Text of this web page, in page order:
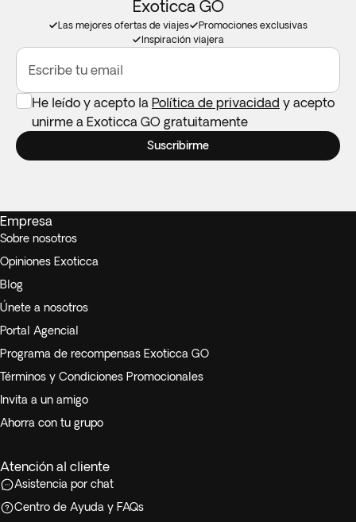
Exoticca GO
Las mejores ofertas de viajes
Promociones exclusivas
Inspiración viajera
Escribe tu email
He leído y acepto la Política de privacidad y acepto
unirme a Exoticca GO gratuitamente
Suscribirme
Empresa
Sobre nosotros
Opiniones Exoticca
Blog
Únete a nosotros
Portal Agencial
Programa de recompensas Exoticca GO
Términos y Condiciones Promocionales
Invita a un amigo
Ahorra con tu grupo
Atención al cliente
Asistencia por chat
Centro de Ayuda y FAQs